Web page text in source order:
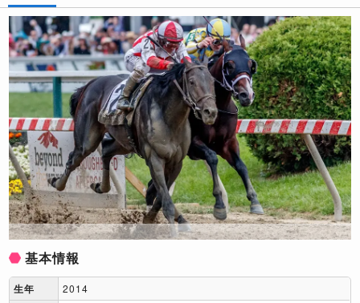
基本情報
生年 2014